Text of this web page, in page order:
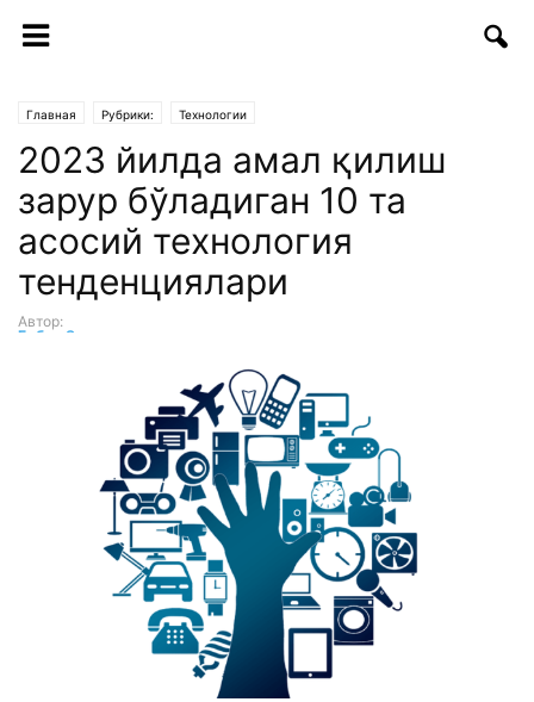
Главная Рубрики: Технологии
2023 йилда амал қилиш
зарур бўладиган 10 та
асосий технология
тенденциялари
Автор:
Бобур Эшматов